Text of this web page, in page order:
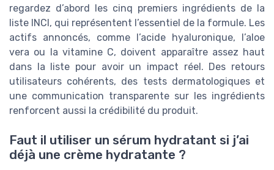
regardez d’abord les cinq premiers ingrédients de la
liste INCI, qui représentent l’essentiel de la formule. Les
actifs annoncés, comme l’acide hyaluronique, l’aloe
vera ou la vitamine C, doivent apparaître assez haut
dans la liste pour avoir un impact réel. Des retours
utilisateurs cohérents, des tests dermatologiques et
une communication transparente sur les ingrédients
renforcent aussi la crédibilité du produit.
Faut il utiliser un sérum hydratant si j’ai
déjà une crème hydratante ?